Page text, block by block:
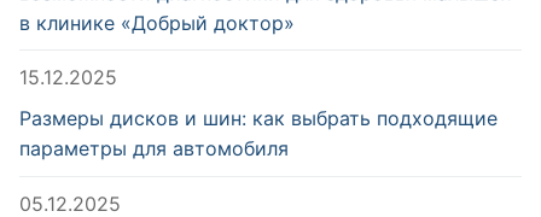
в клинике «Добрый доктор»
15.12.2025
Размеры дисков и шин: как выбрать подходящие
параметры для автомобиля
05.12.2025